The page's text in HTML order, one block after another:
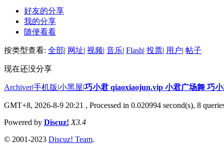
好友的分享
我的分享
随便看看
按类型查看: 全部| 网址| 视频| 音乐| Flash| 投票| 用户| 帖子
现在还没分享
Archiver|手机版|小黑屋|巧小君 qiaoxiaojun.vip 小君广场舞 巧
GMT+8, 2026-8-9 20:21 , Processed in 0.020994 second(s), 8
Powered by Discuz! X3.4
© 2001-2023 Discuz! Team.